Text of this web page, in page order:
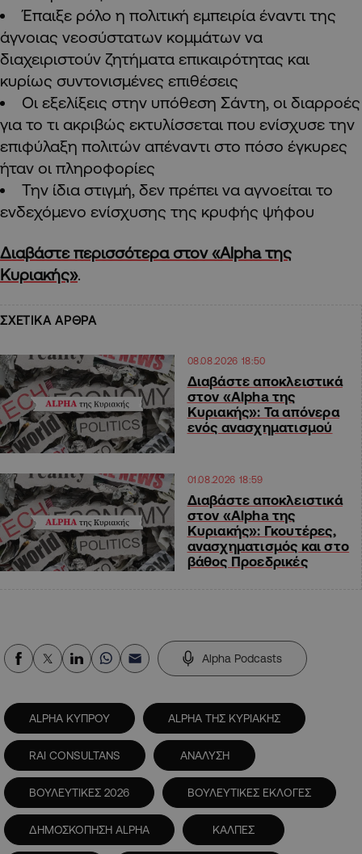
Έπαιξε ρόλο η πολιτική εμπειρία έναντι της
άγνοιας νεοσύστατων κομμάτων να
διαχειριστούν ζητήματα επικαιρότητας και
κυρίως συντονισμένες επιθέσεις
Οι εξελίξεις στην υπόθεση Σάντη, οι διαρροές
για το τι ακριβώς εκτυλίσσεται που ενίσχυσε την
επιφύλαξη πολιτών απέναντι στο πόσο έγκυρες
ήταν οι πληροφορίες
Την ίδια στιγμή, δεν πρέπει να αγνοείται το
ενδεχόμενο ενίσχυσης της κρυφής ψήφου
Διαβάστε περισσότερα στον «Alpha της
Κυριακής».
ΣΧΕΤΙΚΑ ΑΡΘΡΑ
08.08.2026 18:50
Διαβάστε αποκλειστικά
στον «Alpha της
Κυριακής»: Τα απόνερα
ενός ανασχηματισμού
01.08.2026 18:59
Διαβάστε αποκλειστικά
στον «Alpha της
Κυριακής»: Γκουτέρες,
ανασχηματισμός και στο
βάθος Προεδρικές
Alpha Podcasts
ALPHA ΚΥΠΡΟΥ ALPHA ΤΗΣ ΚΥΡΙΑΚΗΣ
RAI CONSULTANS ΑΝΑΛΥΣΗ
ΒΟΥΛΕΥΤΙΚΕΣ 2026 ΒΟΥΛΕΥΤΙΚΕΣ ΕΚΛΟΓΕΣ
ΔΗΜΟΣΚΟΠΗΣΗ ALPHA ΚΑΛΠΕΣ